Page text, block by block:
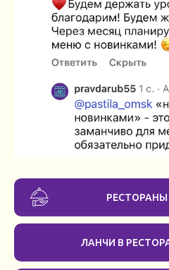
РЕСТОРАНЫ
ЛАНЧИ В